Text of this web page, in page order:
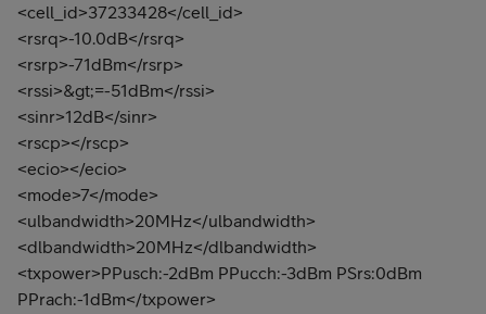
<cell_id>37233428</cell_id>
<rsrq>-10.0dB</rsrq>
<rsrp>-71dBm</rsrp>
<rssi>&gt;=-51dBm</rssi>
<sinr>12dB</sinr>
<rscp></rscp>
<ecio></ecio>
<mode>7</mode>
<ulbandwidth>20MHz</ulbandwidth>
<dlbandwidth>20MHz</dlbandwidth>
<txpower>PPusch:-2dBm PPucch:-3dBm PSrs:0dBm
PPrach:-1dBm</txpower>